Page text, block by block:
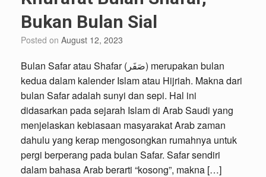
Bukan Bulan Sial
Posted on August 12, 2023
Bulan Safar atau Shafar (صَفَر) merupakan bulan
kedua dalam kalender Islam atau Hijriah. Makna dari
bulan Safar adalah sunyi dan sepi. Hal ini
didasarkan pada sejarah Islam di Arab Saudi yang
menjelaskan kebiasaan masyarakat Arab zaman
dahulu yang kerap mengosongkan rumahnya untuk
pergi berperang pada bulan Safar. Safar sendiri
dalam bahasa Arab berarti “kosong”, makna […]